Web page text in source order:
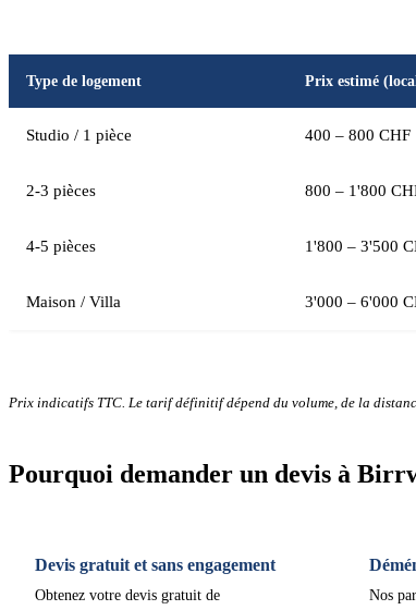
Type de logement Prix estimé
Studio / 1 pièce 400 – 800 CHF
2-3 pièces 800 – 1'800
4-5 pièces 1'800 – 3'500
Maison / Villa 3'000 – 6'000
Prix indicatifs TTC. Le tarif définitif dépend du volume, de la
Pourquoi demander un devis à
Devis gratuit et sans engagement
Obtenez votre devis gratuit de
Nos